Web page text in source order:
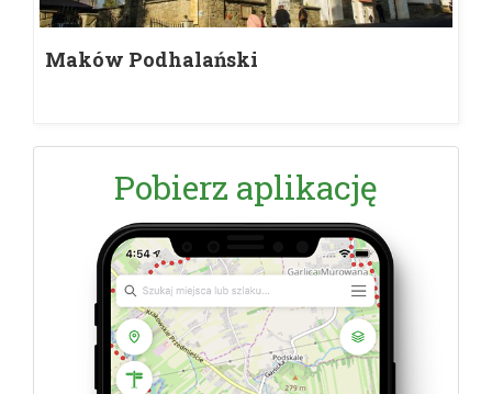
Maków Podhalański
Pobierz aplikację